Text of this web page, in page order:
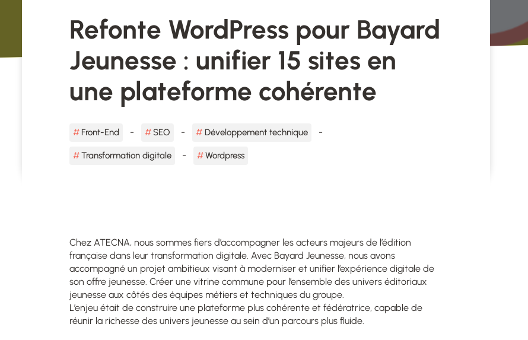
Refonte WordPress pour Bayard
Jeunesse : unifier 15 sites en
une plateforme cohérente
Front-End SEO Développement technique
Transformation digitale Wordpress
Chez ATECNA, nous sommes fiers d’accompagner les acteurs majeurs de l’édition
française dans leur transformation digitale. Avec Bayard Jeunesse, nous avons
accompagné un projet ambitieux visant à moderniser et unifier l’expérience digitale de
son offre jeunesse. Créer une vitrine commune pour l’ensemble des univers éditoriaux
jeunesse aux côtés des équipes métiers et techniques du groupe.
L’enjeu était de construire une plateforme plus cohérente et fédératrice, capable de
réunir la richesse des univers jeunesse au sein d’un parcours plus fluide.